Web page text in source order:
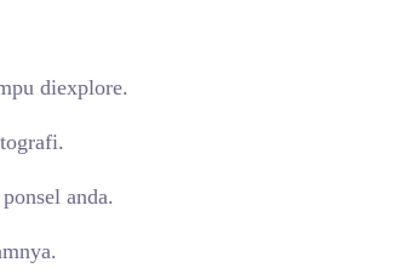
diexplore.
anda.